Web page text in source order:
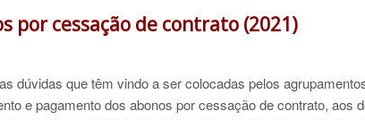
por cessação de contrato (2021)
dúvidas que têm vindo a ser colocadas pelos
e pagamento dos abonos por cessação de contrato, aos